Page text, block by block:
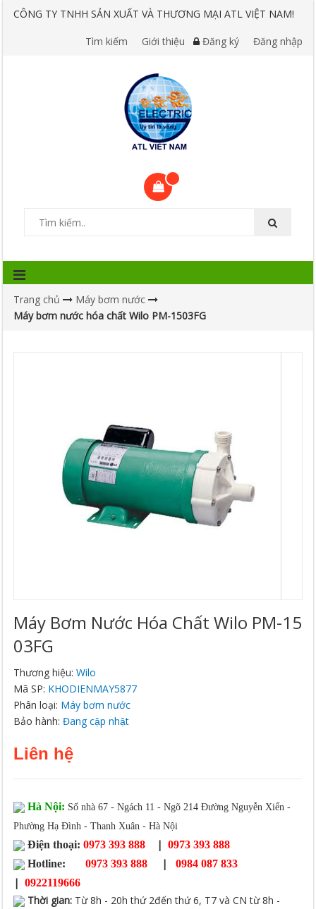
CÔNG TY TNHH SẢN XUẤT VÀ THƯƠNG MẠI ATL VIỆT NAM!
Tìm kiếm Giới thiệu Đăng ký Đăng nhập
Trang chủ
Máy bơm nước
Máy bơm nước hóa chất Wilo PM-1503FG
Máy Bơm Nước Hóa Chất Wilo PM-15
03FG
Thương hiệu:Wilo
Mã SP: KHODIENMAY5877
Phân loại: Máy bơm nước
Bảo hành:Đang cập nhật
Liên hệ
Hà Nội: Số nhà 67 - Ngách 11 - Ngõ 214 Đường Nguyễn Xiển -
Phường Hạ Đình - Thanh Xuân - Hà Nội
Điện thoại: 0973 393 888 |
0973 393 888
Hotline:
0973 393 888 | 0984 087 833
| 0922119666
Thời gian: Từ 8h - 20h thứ 2đến thứ 6, T7 và CN từ 8h -